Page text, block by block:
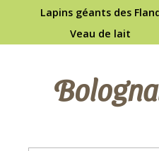
Lapins géants des
Veau de lait